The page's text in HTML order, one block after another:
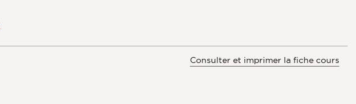
Consulter et imprimer la fiche cours